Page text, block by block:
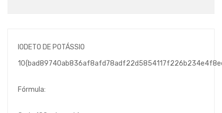
IODETO DE POTÁSSIO
Fórmula: